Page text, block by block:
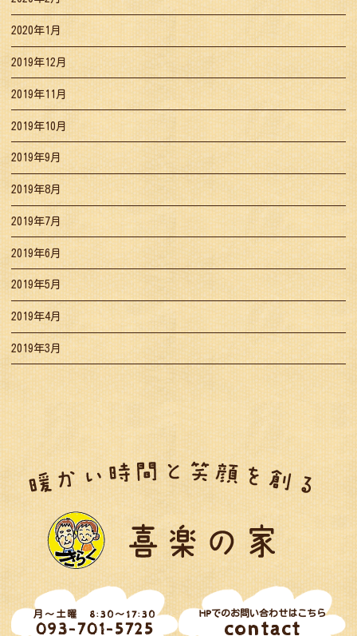
2020年1月
2019年12月
2019年11月
2019年10月
2019年9月
2019年8月
2019年7月
2019年6月
2019年5月
2019年4月
2019年3月
月～土曜 8:30～17:30
093-701-5725
HPでのお問い合わせはこちら
contact